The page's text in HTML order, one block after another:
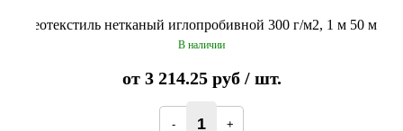
Геотекстиль нетканый иглопробивной 300 г/м2, 1 м 50 м
В наличии
от 3 214.25 руб/ шт.